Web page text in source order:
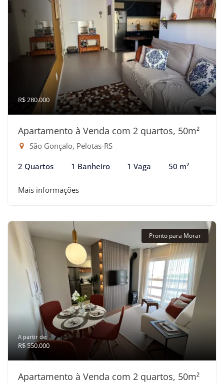
R$ 280.000
Apartamento à Venda com 2 quartos, 50m²
São Gonçalo, Pelotas-RS
2 Quartos 1 Banheiro 1 Vaga 50 m²
Mais informações
Pronto para Morar
A partir de:
R$ 550.000
Apartamento à Venda com 2 quartos, 50m²